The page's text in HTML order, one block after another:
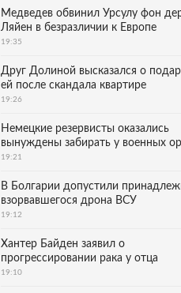
Медведев обвинил Урсулу фон
Ляйен в безразличии к Европе
19:35
Друг Долиной высказался о
ей после скандала квартире
19:26
Немецкие резервисты оказались
вынуждены забирать у военных
19:21
В Болгарии допустили
взорвавшегося дрона ВСУ
19:12
Хантер Байден заявил о
прогрессировании рака у отца
19:10